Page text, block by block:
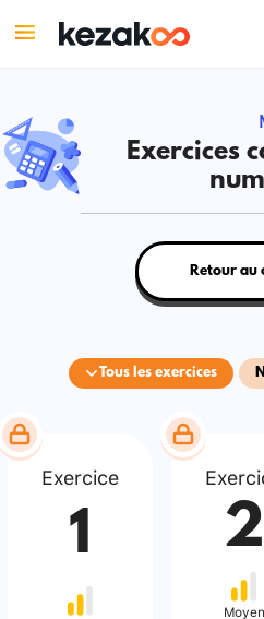
Exercices
Tous les exercices
Retour au
Exercice
1 2
Moyen